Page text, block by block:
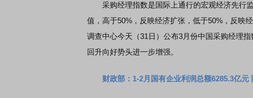
采购经理指数是国际上通行的宏观经济先行
值，高于50%，反映经济扩张，低于50%，反映
调查中心今天（31日）公布3月份中国采购经理
回升向好势头进一步增强。
财政部：1-2月国有企业利润总额6285.3亿元